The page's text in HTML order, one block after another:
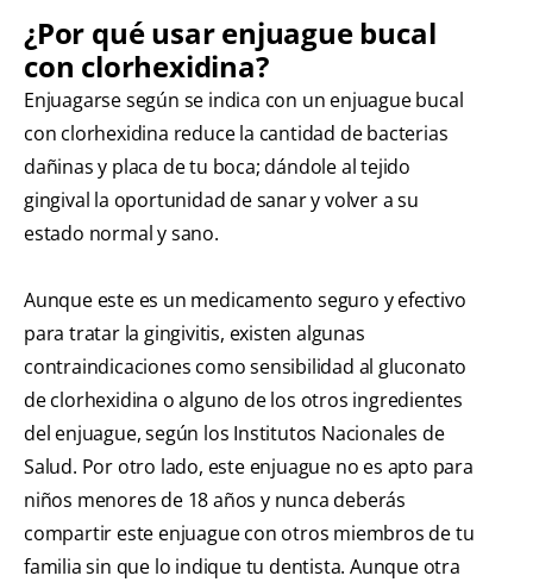
¿Por qué usar enjuague bucal
con clorhexidina?
Enjuagarse según se indica con un enjuague bucal
con clorhexidina reduce la cantidad de bacterias
dañinas y placa de tu boca; dándole al tejido
gingival la oportunidad de sanar y volver a su
estado normal y sano.
Aunque este es un medicamento seguro y efectivo
para tratar la gingivitis, existen algunas
contraindicaciones como sensibilidad al gluconato
de clorhexidina o alguno de los otros ingredientes
del enjuague, según los Institutos Nacionales de
Salud. Por otro lado, este enjuague no es apto para
niños menores de 18 años y nunca deberás
compartir este enjuague con otros miembros de tu
familia sin que lo indique tu dentista. Aunque otra